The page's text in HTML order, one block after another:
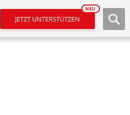
JETZT UNTERSTÜTZEN
NEU